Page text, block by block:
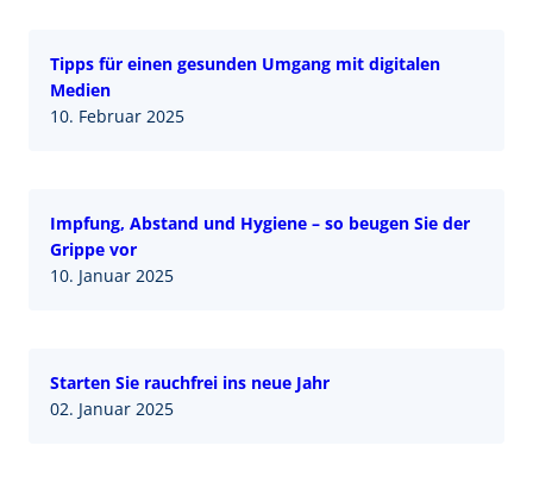
Tipps für einen gesunden Umgang mit digitalen
Medien
10. Februar 2025
Impfung, Abstand und Hygiene – so beugen Sie der
Grippe vor
10. Januar 2025
Starten Sie rauchfrei ins neue Jahr
02. Januar 2025